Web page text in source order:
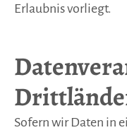
Erlaubnis vorliegt.
Sofern wir Daten in